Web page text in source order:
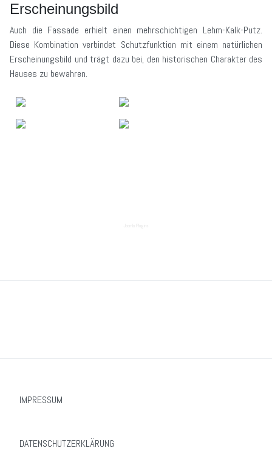
Erscheinungsbild
Auch die Fassade erhielt einen mehrschichtigen Lehm-Kalk-Putz.
Diese Kombination verbindet Schutzfunktion mit einem natürlichen
Erscheinungsbild und trägt dazu bei, den historischen Charakter des
Hauses zu bewahren.
Joomla Plugins
IMPRESSUM
DATENSCHUTZERKLÄRUNG